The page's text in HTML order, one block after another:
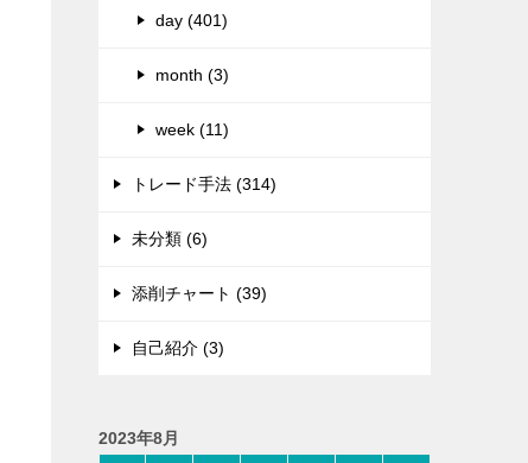
day (401)
month (3)
week (11)
トレード手法 (314)
未分類 (6)
添削チャート (39)
自己紹介 (3)
2023年8月